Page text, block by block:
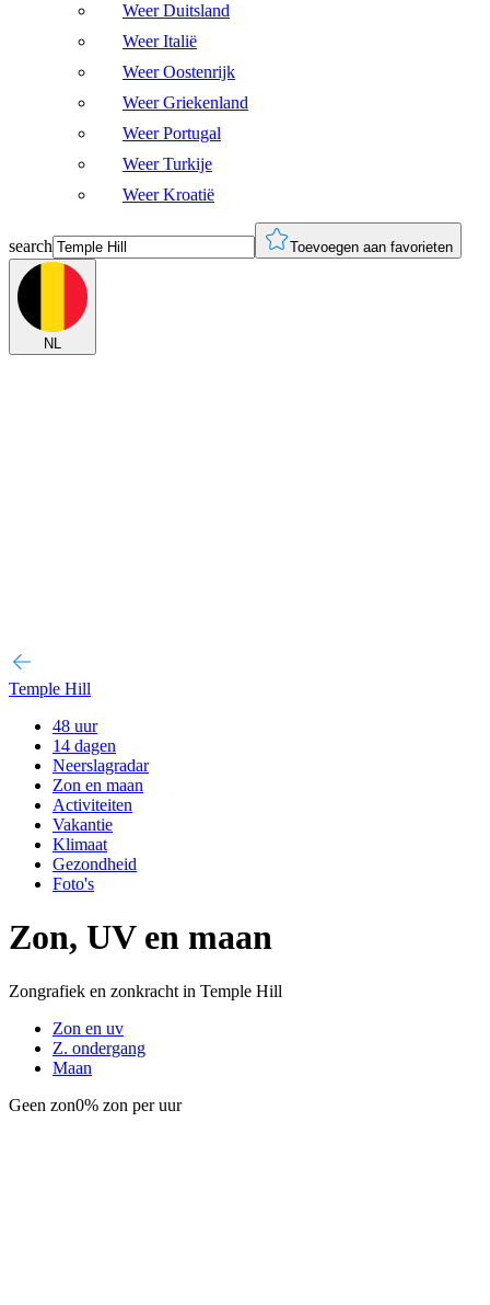
Weer Duitsland
Weer Italië
Weer Oostenrijk
Weer Griekenland
Weer Portugal
Weer Turkije
Weer Kroatië
search Toevoegen aan favorieten
NL
Temple Hill
48 uur
14 dagen
Neerslagradar
Zon en maan
Activiteiten
Vakantie
Klimaat
Gezondheid
Foto's
Zon, UV en maan
Zongrafiek en zonkracht in Temple Hill
Zon en uv
Z. ondergang
Maan
Geen zon0% zon per uur